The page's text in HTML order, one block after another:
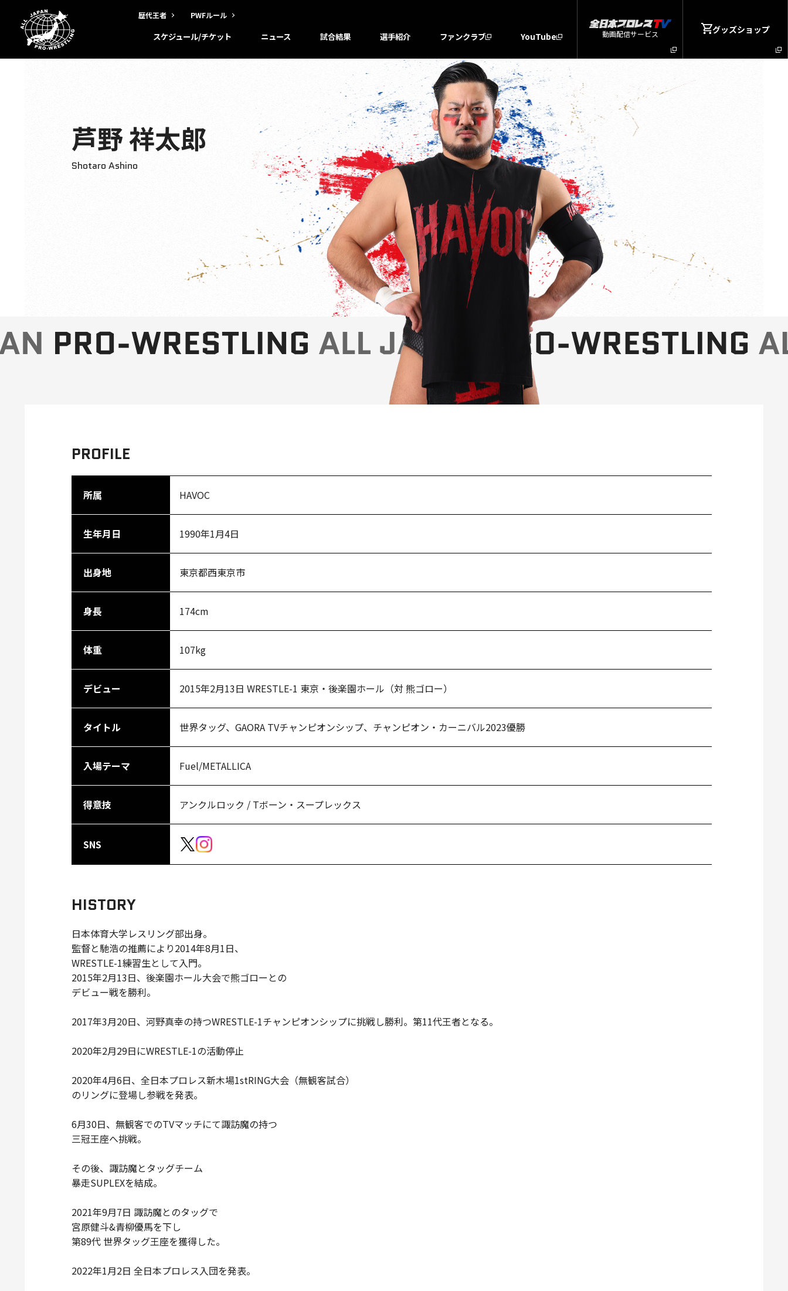
歴代王者 PWFルール
スケジュール/チケット ニュース 試合結果 選手紹介 ファンクラブ YouTube 動画配信サービス グッズショップ
芦野 祥太郎
Shotaro Ashino
PROFILE
所属 HAVOC
生年月日 1990年1月4日
出身地 東京都西東京市
身長 174cm
体重 107kg
デビュー 2015年2月13日 WRESTLE-1 東京・後楽園ホール（対 熊ゴロー）
タイトル 世界タッグ、GAORA TVチャンピオンシップ、チャンピオン・カーニバル2023優勝
入場テーマ Fuel/METALLICA
得意技 アンクルロック / Tボーン・スープレックス
SNS
HISTORY
日本体育大学レスリング部出身。
監督と馳浩の推薦により2014年8月1日、
WRESTLE-1練習生として入門。
2015年2月13日、後楽園ホール大会で熊ゴローとの
デビュー戦を勝利。
2017年3月20日、河野真幸の持つWRESTLE-1チャンピオンシップに挑戦し勝利。第11代王者となる。
2020年2月29日にWRESTLE-1の活動停止
2020年4月6日、全日本プロレス新木場1stRING大会（無観客試合）
のリングに登場し参戦を発表。
6月30日、無観客でのTVマッチにて諏訪魔の持つ
三冠王座へ挑戦。
その後、諏訪魔とタッグチーム
暴走SUPLEXを結成。
2021年9月7日 諏訪魔とのタッグで
宮原健斗&青柳優馬を下し
第89代 世界タッグ王座を獲得した。
2022年1月2日 全日本プロレス入団を発表。